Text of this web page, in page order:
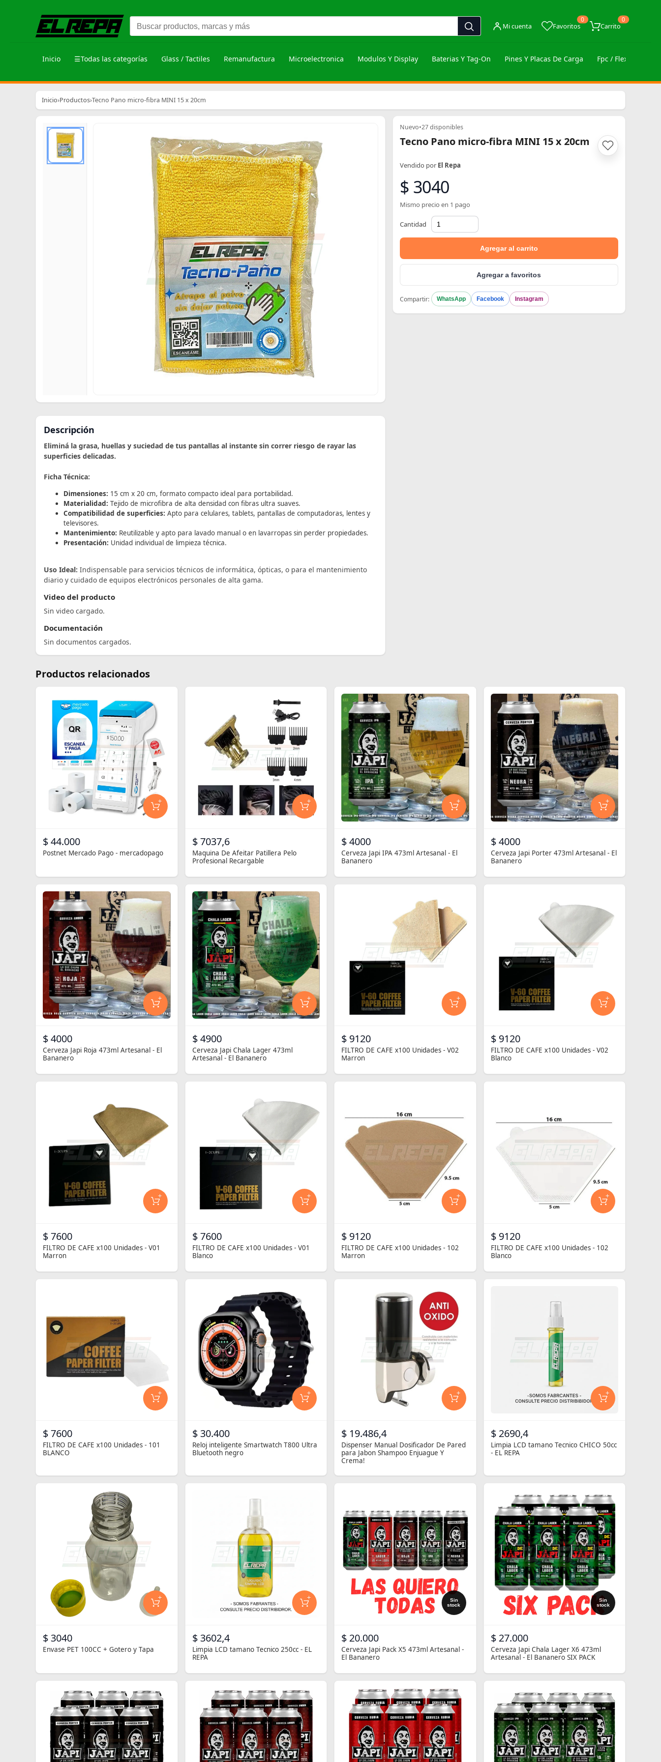
Mi cuenta Favoritos
0
Carrito
0
Inicio ☰Todas las categorías Glass / Tactiles Remanufactura Microelectronica Modulos Y Display Baterias Y Tag-On Pines Y Placas De Carga Fpc / Flex /
Inicio›Productos›Tecno Pano micro-fibra MINI 15 x 20cm
Descripción
Eliminá la grasa, huellas y suciedad de tus pantallas al instante sin correr riesgo de rayar las
superficies delicadas.
Ficha Técnica:
Dimensiones: 15 cm x 20 cm, formato compacto ideal para portabilidad.
Materialidad: Tejido de microfibra de alta densidad con fibras ultra suaves.
Compatibilidad de superficies: Apto para celulares, tablets, pantallas de computadoras, lentes y
televisores.
Mantenimiento: Reutilizable y apto para lavado manual o en lavarropas sin perder propiedades.
Presentación: Unidad individual de limpieza técnica.
Uso Ideal: Indispensable para servicios técnicos de informática, ópticas, o para el mantenimiento
diario y cuidado de equipos electrónicos personales de alta gama.
Video del producto
Sin video cargado.
Documentación
Sin documentos cargados.
Nuevo•27 disponibles
Tecno Pano micro-fibra MINI 15 x 20cm
Vendido por El Repa
$ 3040
Mismo precio en 1 pago
Cantidad
Agregar al carrito
Agregar a favoritos
Compartir: WhatsApp Facebook Instagram
Productos relacionados
+
$ 44.000
Postnet Mercado Pago - mercadopago
+
$ 7037,6
Maquina De Afeitar Patillera Pelo
Profesional Recargable
+
$ 4000
Cerveza Japi IPA 473ml Artesanal - El
Bananero
+
$ 4000
Cerveza Japi Porter 473ml Artesanal - El
Bananero
+
$ 4000
Cerveza Japi Roja 473ml Artesanal - El
Bananero
+
$ 4900
Cerveza Japi Chala Lager 473ml
Artesanal - El Bananero
+
$ 9120
FILTRO DE CAFE x100 Unidades - V02
Marron
+
$ 9120
FILTRO DE CAFE x100 Unidades - V02
Blanco
+
$ 7600
FILTRO DE CAFE x100 Unidades - V01
Marron
+
$ 7600
FILTRO DE CAFE x100 Unidades - V01
Blanco
+
$ 9120
FILTRO DE CAFE x100 Unidades - 102
Marron
+
$ 9120
FILTRO DE CAFE x100 Unidades - 102
Blanco
+
$ 7600
FILTRO DE CAFE x100 Unidades - 101
BLANCO
+
$ 30.400
Reloj inteligente Smartwatch T800 Ultra
Bluetooth negro
+
$ 19.486,4
Dispenser Manual Dosificador De Pared
para Jabon Shampoo Enjuague Y
Crema!
+
$ 2690,4
Limpia LCD tamano Tecnico CHICO 50cc
- EL REPA
+
$ 3040
Envase PET 100CC + Gotero y Tapa
+
$ 3602,4
Limpia LCD tamano Tecnico 250cc - EL
REPA
Sin
stock
$ 20.000
Cerveza Japi Pack X5 473ml Artesanal -
El Bananero
Sin
stock
$ 27.000
Cerveza Japi Chala Lager X6 473ml
Artesanal - El Bananero SIX PACK